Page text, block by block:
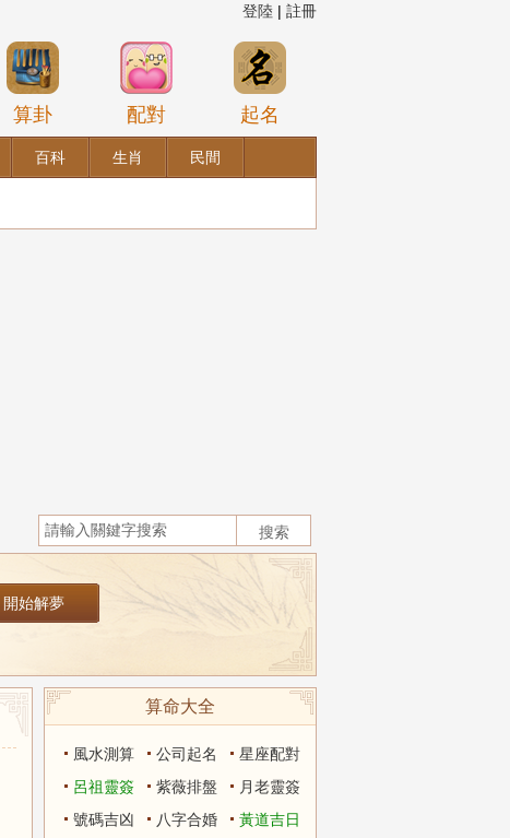
登陸 | 註冊
算卦 配對 起名
百科 生肖 民間
算命大全
風水測算 公司起名
星座配對
呂祖靈簽
紫薇排盤
月老靈簽
號碼吉凶
八字合婚
黃道吉日